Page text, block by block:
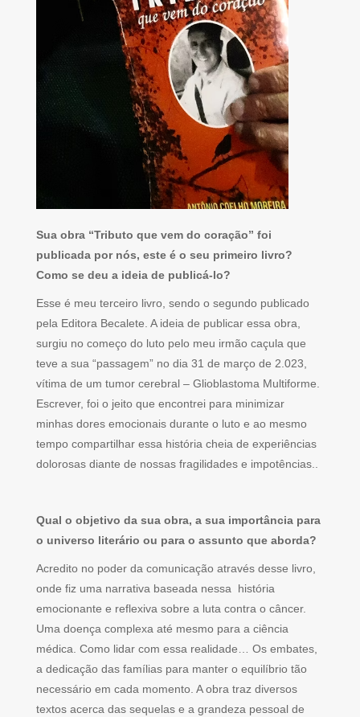
Sua obra “Tributo que vem do coração” foi
publicada por nós, este é o seu primeiro livro?
Como se deu a ideia de publicá-lo?
Esse é meu terceiro livro, sendo o segundo publicado
pela Editora Becalete. A ideia de publicar essa obra,
surgiu no começo do luto pelo meu irmão caçula que
teve a sua “passagem” no dia 31 de março de 2.023,
vítima de um tumor cerebral – Glioblastoma Multiforme.
Escrever, foi o jeito que encontrei para minimizar
minhas dores emocionais durante o luto e ao mesmo
tempo compartilhar essa história cheia de experiências
dolorosas diante de nossas fragilidades e impotências..
Qual o objetivo da sua obra, a sua importância para
o universo literário ou para o assunto que aborda?
Acredito no poder da comunicação através desse livro,
onde fiz uma narrativa baseada nessa história
emocionante e reflexiva sobre a luta contra o câncer.
Uma doença complexa até mesmo para a ciência
médica. Como lidar com essa realidade… Os embates,
a dedicação das famílias para manter o equilíbrio tão
necessário em cada momento. A obra traz diversos
textos acerca das sequelas e a grandeza pessoal de